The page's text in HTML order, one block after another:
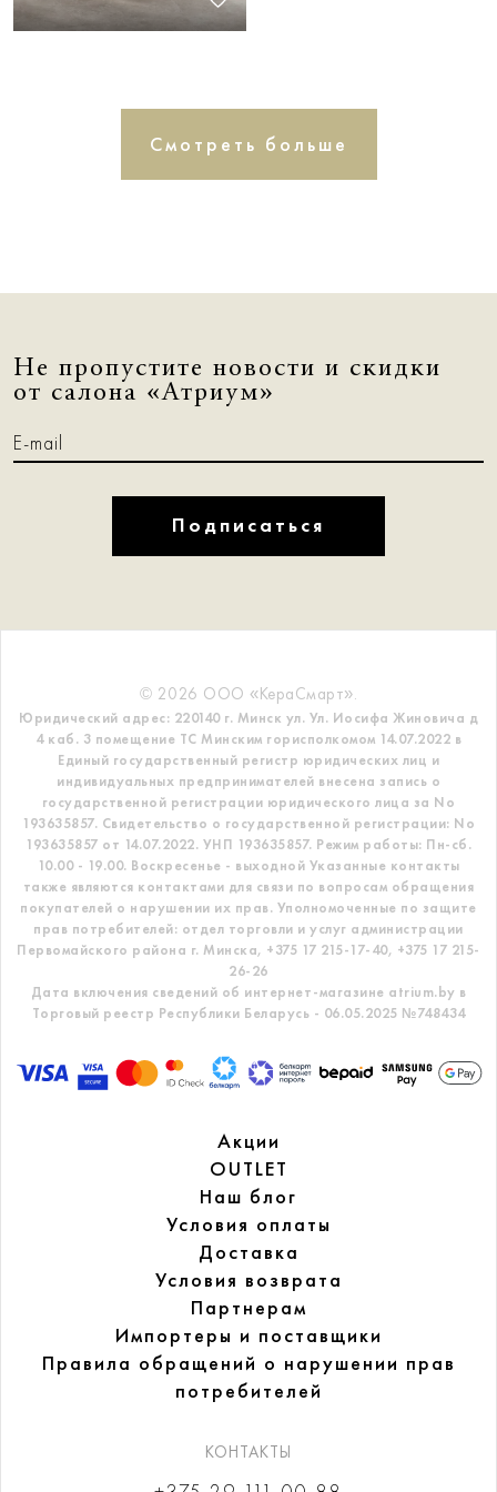
Смотреть больше
Не пропустите новости и скидки
от салона «Атриум»
Подписаться
© 2026 ООО «КераСмарт».
Юридический адрес: 220140 г. Минск ул. Ул. Иосифа Жиновича д
4 каб. 3 помещение ТС Минским горисполкомом 14.07.2022 в
Единый государственный регистр юридических лиц и
индивидуальных предпринимателей внесена запись о
государственной регистрации юридического лица за No
193635857. Свидетельство о государственной регистрации: No
193635857 от 14.07.2022. УНП 193635857. Режим работы: Пн-сб.
10.00 - 19.00. Воскресенье - выходной Указанные контакты
также являются контактами для связи по вопросам обращения
покупателей о нарушении их прав. Уполномоченные по защите
прав потребителей: отдел торговли и услуг администрации
Первомайского района г. Минска, +375 17 215-17-40, +375 17 215-
26-26
Дата включения сведений об интернет-магазине atrium.by в
Торговый реестр Республики Беларусь - 06.05.2025 №748434
Акции
OUTLET
Наш блог
Условия оплаты
Доставка
Условия возврата
Партнерам
Импортеры и поставщики
Правила обращений о нарушении прав
потребителей
КОНТАКТЫ